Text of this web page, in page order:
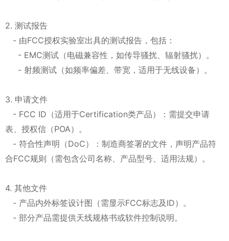
2. 测试报告
- 由FCC授权实验室出具的测试报告，包括：
- EMC测试（电磁兼容性，如传导骚扰、辐射骚扰）。
- 射频测试（如频率偏差、带宽，适用于无线设备）。
3. 申请文件
- FCC ID（适用于Certification类产品）：需提交申请
表、授权信（POA）。
- 符合性声明（DoC）：制造商签署的文件，声明产品符
合FCC规则（需包含公司名称、产品型号、适用法规）。
4. 其他文件
- 产品内外标签设计图（需显示FCC标志及ID）。
- 部分产品需提供天线规格书或软件控制说明。